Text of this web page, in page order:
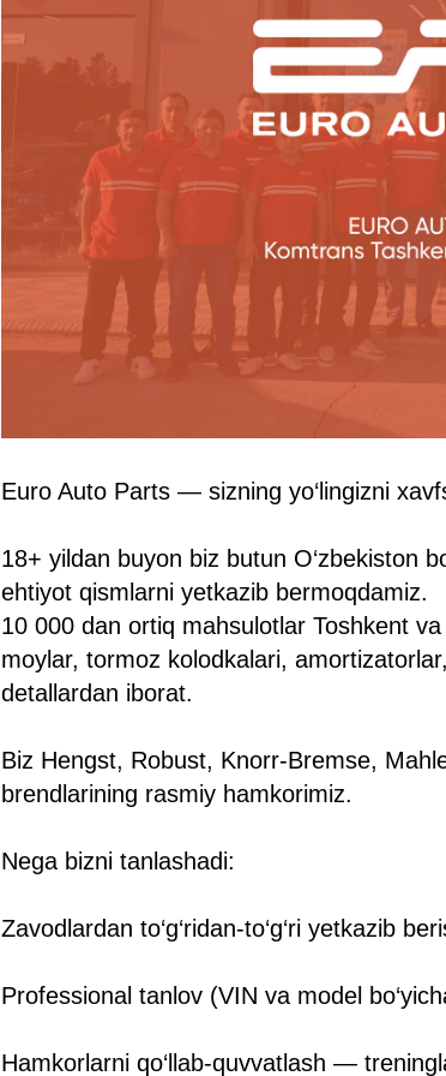
Euro Auto Parts — sizning yo‘lingizni
18+ yildan buyon biz butun O‘zbekiston
ehtiyot qismlarni yetkazib bermoqdamiz.
10 000 dan ortiq mahsulotlar Toshkent
moylar, tormoz kolodkalari,
detallardan iborat.
Biz Hengst, Robust, Knorr-Bremse,
brendlarining rasmiy hamkorimiz.
Nega bizni tanlashadi:
Zavodlardan to‘g‘ridan-to‘g‘ri yetkazib
Professional tanlov (VIN va model
Hamkorlarni qo‘llab-quvvatlash —